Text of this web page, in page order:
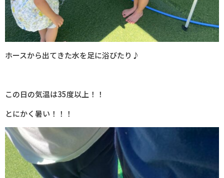
ホースから出てきた水を足に浴びたり♪
この日の気温は35度以上！！
とにかく暑い！！！